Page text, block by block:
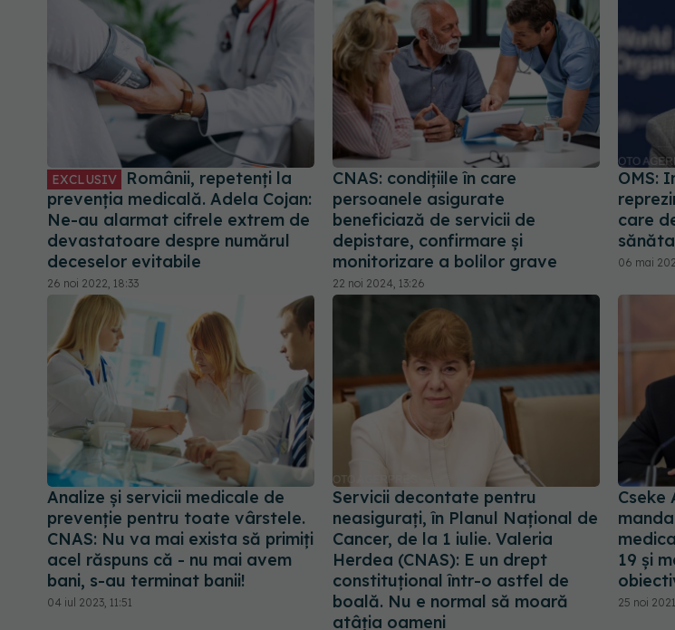
EXCLUSIV
Românii, repetenți la
prevenția medicală. Adela Cojan:
Ne-au alarmat cifrele extrem de
devastatoare despre numărul
deceselor evitabile
26 noi 2022, 18:33
CNAS: condiţiile în care
persoanele asigurate
beneficiază de servicii de
depistare, confirmare şi
monitorizare a bolilor grave
22 noi 2024, 13:26
OMS:
care
06 mai
Analize și servicii medicale de
prevenţie pentru toate vârstele.
CNAS: Nu va mai exista să primiți
acel răspuns că - nu mai avem
bani, s-au terminat banii!
04 iul 2023, 11:51
Servicii decontate pentru
neasiguraţi, în Planul Naţional de
Cancer, de la 1 iulie. Valeria
Herdea (CNAS): E un drept
constituţional într-o astfel de
boală. Nu e normal să moară
atâţia oameni
Cseke
19 și
25 noi